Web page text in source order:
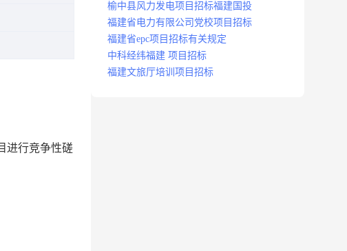
进行竞争性磋
榆中县风力发电项目招标福建国投
福建省电力有限公司党校项目招标
福建省epc项目招标有关规定
中科经纬福建 项目招标
福建文旅厅培训项目招标